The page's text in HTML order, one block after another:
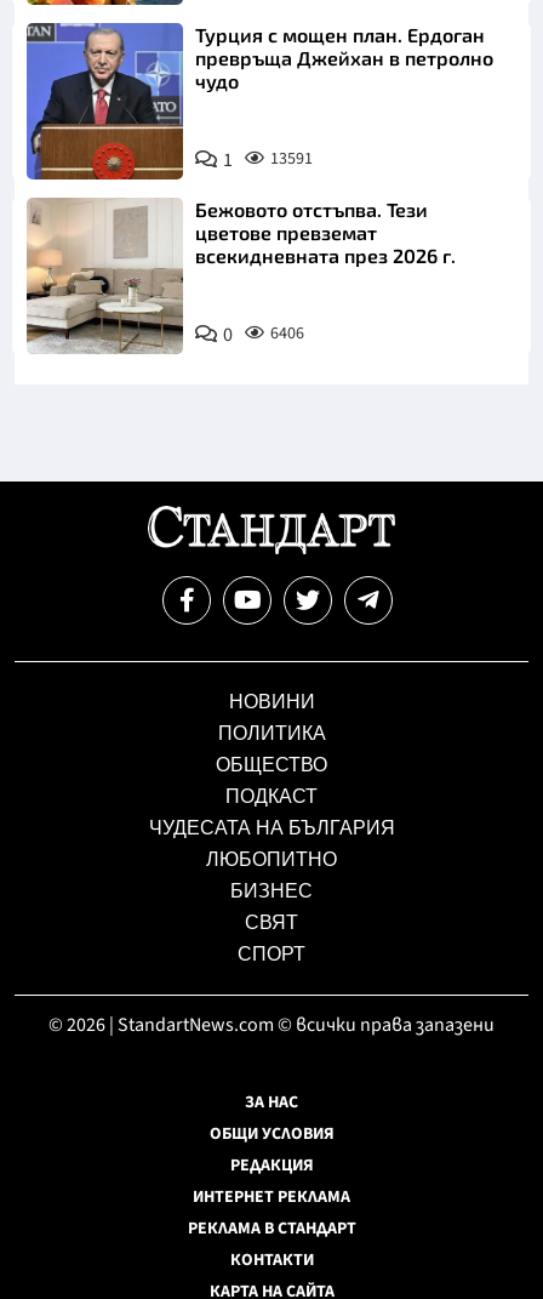
Турция с мощен план. Ердоган
превръща Джейхан в петролно
чудо
1 13591
Бежовото отстъпва. Тези
цветове превземат
всекидневната през 2026 г.
0 6406
НОВИНИ
ПОЛИТИКА
ОБЩЕСТВО
ПОДКАСТ
ЧУДЕСАТА НА БЪЛГАРИЯ
ЛЮБОПИТНО
БИЗНЕС
СВЯТ
СПОРТ
© 2026 | StandartNews.com © всички права запазени
ЗА НАС
ОБЩИ УСЛОВИЯ
РЕДАКЦИЯ
ИНТЕРНЕТ РЕКЛАМА
РЕКЛАМА В СТАНДАРТ
КОНТАКТИ
КАРТА НА САЙТА